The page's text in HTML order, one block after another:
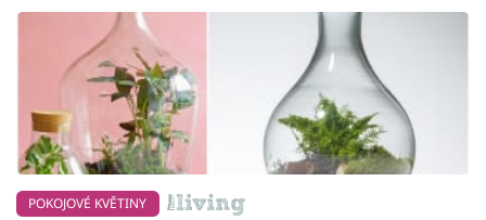
POKOJOVÉ KVĚTINY